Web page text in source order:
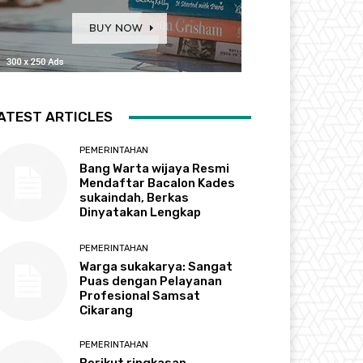
ARTICLES
PEMERINTAHAN
Bang Warta wijaya Resmi
Mendaftar Bacalon Kades
sukaindah, Berkas
Dinyatakan Lengkap
PEMERINTAHAN
Warga sukakarya: Sangat
Puas dengan Pelayanan
Profesional Samsat
Cikarang
PEMERINTAHAN